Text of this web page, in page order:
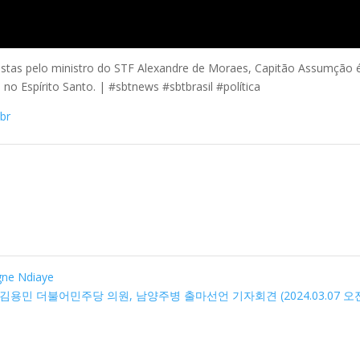
pelo ministro do STF Alexandre de Moraes, Capitão Assumção
Espírito Santo. | #sbtnews #sbtbrasil #política
Ndiaye
용민 더불어민주당 의원, 남양주병 출마선언 기자회견 (2024.03.07 오